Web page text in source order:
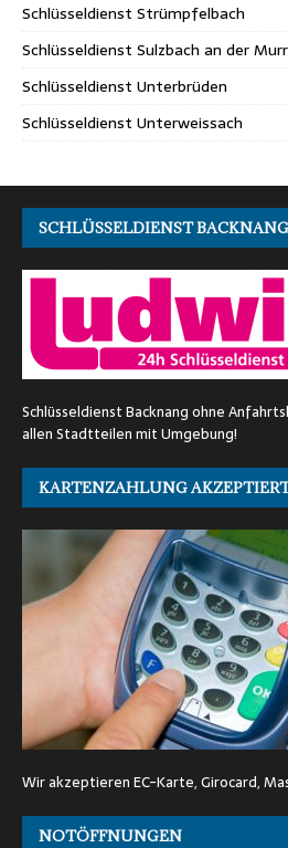
Schlüsseldienst Strümpfelbach
Schlüsseldienst Sulzbach an der Murr
Schlüsseldienst Unterbrüden
Schlüsseldienst Unterweissach
SCHLÜSSELDIENST
Schlüsseldienst Backnang ohne
allen Stadtteilen mit Umgebung!
KARTENZAHLUNG
Wir akzeptieren EC-Karte, Girocard,
NOTÖFFNUNGEN